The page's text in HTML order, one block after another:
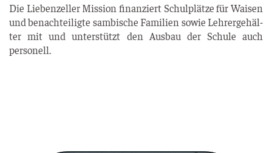
Die Lie­ben­zel­ler Mis­si­on finan­ziert Schul­plät­ze für Wai­sen
und benach­tei­lig­te sam­bi­sche Fami­li­en sowie Leh­rer­ge­häl­
ter mit und unter­stützt den Aus­bau der Schu­le auch
personell.